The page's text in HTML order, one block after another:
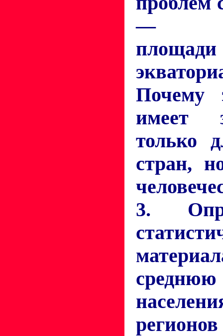
—
Почему
имеет
только
стран,
3.